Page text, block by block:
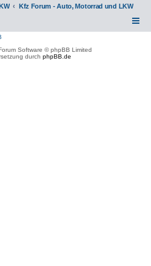
Kfz Forum - Auto, Motorrad und LKW
Software © phpBB Limited
durch phpBB.de